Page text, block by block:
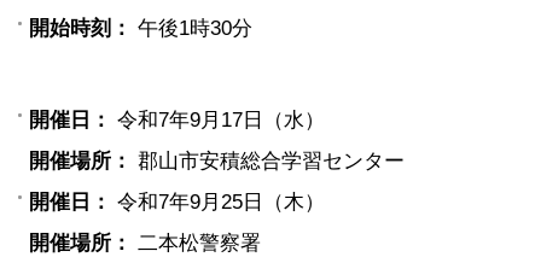
開始時刻： 午後1時30分
開催日： 令和7年9月17日（水）
開催場所： 郡山市安積総合学習センター
開催日： 令和7年9月25日（木）
開催場所： 二本松警察署